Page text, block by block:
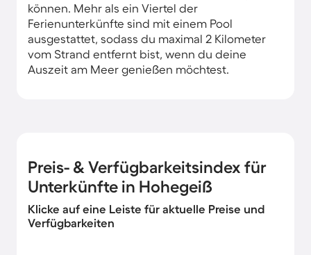
können. Mehr als ein Viertel der
Ferienunterkünfte sind mit einem Pool
ausgestattet, sodass du maximal 2 Kilometer
vom Strand entfernt bist, wenn du deine
Auszeit am Meer genießen möchtest.
Preis- & Verfügbarkeitsindex für
Unterkünfte in Hohegeiß
Klicke auf eine Leiste für aktuelle Preise und
Verfügbarkeiten